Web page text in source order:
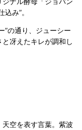
み”。
”の通り、ジューシー
冴えたキレが調和し
空を表す言葉。 紫波